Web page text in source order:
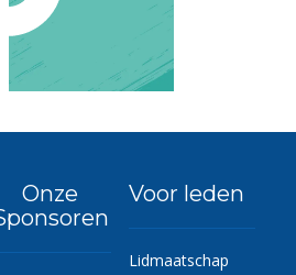
Onze
Voor leden
Lidmaatschap